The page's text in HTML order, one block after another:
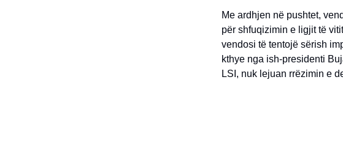
Me ardhjen në pushtet,
për shfuqizimin e ligjit të
vendosi të tentojë sërish
kthye nga ish-presidenti
LSI, nuk lejuan rrëzimin e